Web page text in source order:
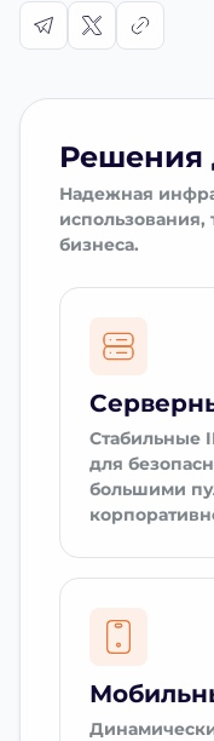
Решения
Надежная
использования,
бизнеса.
Стабильные
для
большими